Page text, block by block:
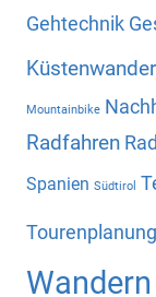
Gehtechnik
Mountainbike
Radfahren
Spanien Südtirol
Tourenplanung
Wandern